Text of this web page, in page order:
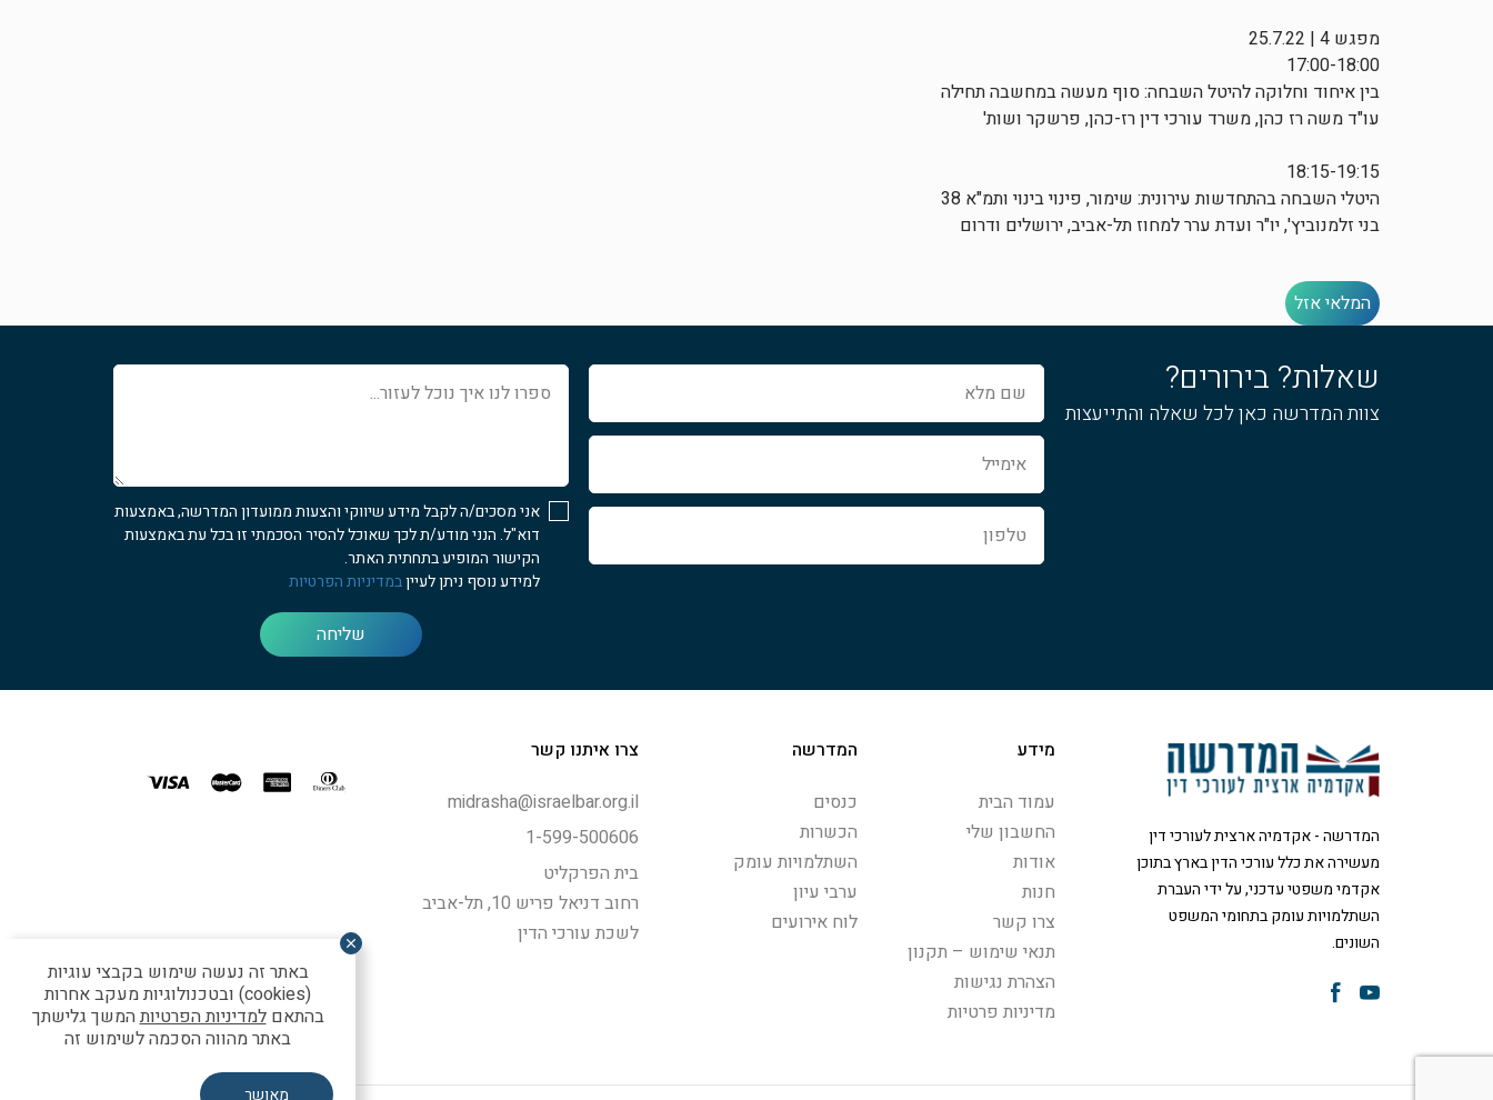
מפגש 4 | 25.7.22
17:00-18:00
בין איחוד וחלוקה להיטל השבחה: סוף מעשה במחשבה תחילה
עו"ד משה רז כהן, משרד עורכי דין רז-כהן, פרשקר ושות'
18:15-19:15
היטלי השבחה בהתחדשות עירונית: שימור, פינוי בינוי ותמ"א 38
בני זלמנוביץ', יו"ר ועדת ערר למחוז תל-אביב, ירושלים ודרום
המלאי אזל
שאלות? בירורים?
צוות המדרשה כאן לכל שאלה והתייעצות
שם
מלא
אימייל
טלפון
ספרו
לנו
אני מסכים/ה לקבל מידע שיווקי והצעות ממועדון המדרשה, באמצעות
דוא"ל. הנני מודע/ת לכך שאוכל להסיר הסכמתי זו בכל עת באמצעות
הקישור המופיע בתחתית האתר.
למידע נוסף ניתן לעייןבמדיניות הפרטיות
שליחה
המדרשה - אקדמיה ארצית לעורכי דין
מעשירה את כלל עורכי הדין בארץ בתוכן
אקדמי משפטי עדכני, על ידי העברת
השתלמויות עומק בתחומי המשפט
השונים.
צרו איתנו קשר
midrasha@israelbar.org.il
1-599-500606
בית הפרקליט
רחוב דניאל פריש 10, תל-אביב
לשכת עורכי הדין
מידע
עמוד הבית
החשבון שלי
אודות
חנות
צרו קשר
תנאי שימוש – תקנון
הצהרת נגישות
מדיניות פרטיות
המדרשה
כנסים
הכשרות
השתלמויות עומק
ערבי עיון
לוח אירועים
באתר זה נעשה שימוש בקבצי עוגיות
(cookies) ובטכנולוגיות מעקב אחרות
בהתאםלמדיניות הפרטיותהמשך גלישתך
באתר מהווה הסכמה לשימוש זה
מאושר